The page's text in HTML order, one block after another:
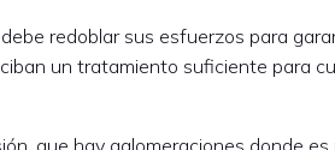
redoblar sus esfuerzos para
un tratamiento suficiente para
que hay aglomeraciones donde